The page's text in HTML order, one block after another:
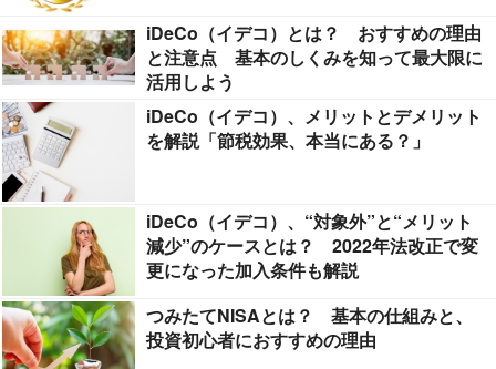
iDeCo（イデコ）とは？ おすすめの理由
と注意点 基本のしくみを知って最大限に
活用しよう
iDeCo（イデコ）、メリットとデメリット
を解説「節税効果、本当にある？」
iDeCo（イデコ）、“対象外”と“メリット
減少”のケースとは？ 2022年法改正で変
更になった加入条件も解説
つみたてNISAとは？ 基本の仕組みと、
投資初心者におすすめの理由